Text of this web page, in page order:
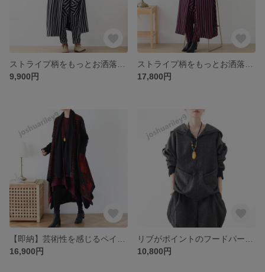
9,900円
17,800円
16,900円
10,800円